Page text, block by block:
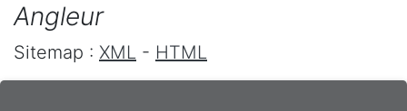
Angleur
Sitemap : XML - HTML